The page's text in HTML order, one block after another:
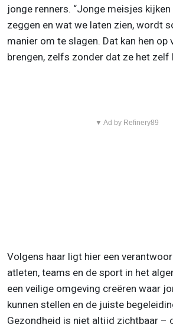
jonge renners. “Jonge meisjes
zeggen en wat we laten zien, wordt
manier om te slagen. Dat kan hen op
brengen, zelfs zonder dat ze het zelf
▼ Ad by Refinery89
Volgens haar ligt hier een
atleten, teams en de sport in het
een veilige omgeving creëren waar
kunnen stellen en de juiste
Gezondheid is niet altijd zichtbaar –